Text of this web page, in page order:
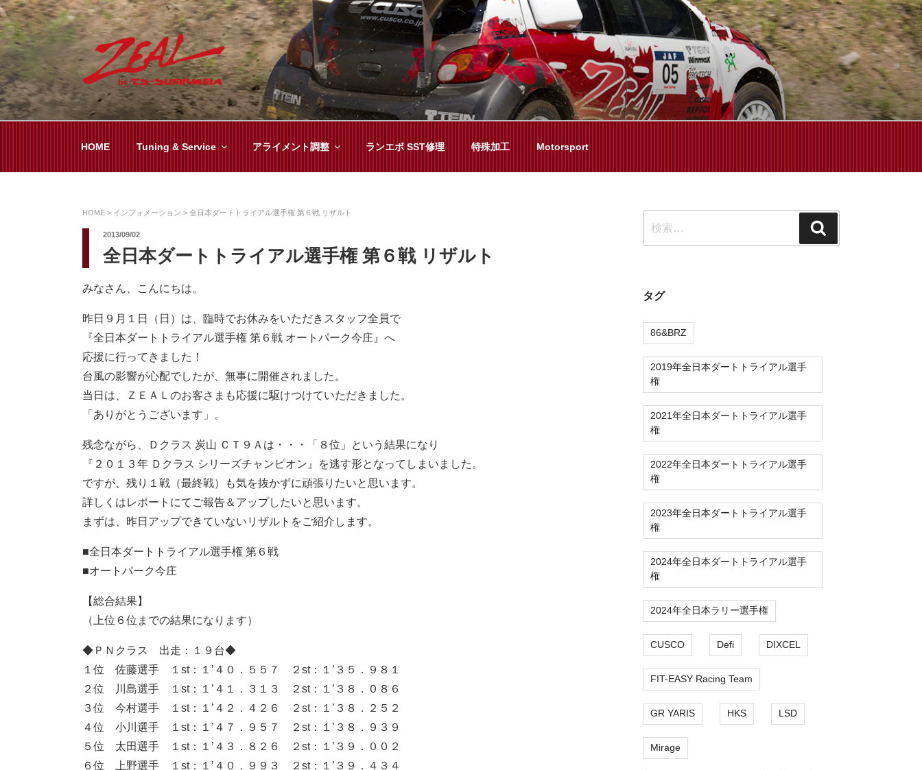
コ
ン
テ
ン
ツ
へ
ス
ZEAL BY TS-SUMIYAMA
オイル交換や車検といった日常メンテから各種チューニングまで、車に関することならジャンルフリーでお任せください!
HOME Tuning & Service アライメント調整 ランエボ SST修理 特殊加工 Motorsport
HOME > インフォメーション > 全日本ダートトライアル選手権 第６戦 リザルト
2013/09/02
全日本ダートトライアル選手権 第６戦 リザルト
みなさん、こんにちは。
昨日９月１日（日）は、臨時でお休みをいただきスタッフ全員で
『全日本ダートトライアル選手権 第６戦 オートパーク今庄』へ
応援に行ってきました！
台風の影響が心配でしたが、無事に開催されました。
当日は、ＺＥＡＬのお客さまも応援に駆けつけていただきました。
「ありがとうございます」。
残念ながら、Ｄクラス 炭山 ＣＴ９Ａは・・・「８位」という結果になり
『２０１３年 Ｄクラス シリーズチャンピオン』を逃す形となってしまいました。
ですが、残り１戦（最終戦）も気を抜かずに頑張りたいと思います。
詳しくはレポートにてご報告＆アップしたいと思います。
まずは、昨日アップできていないリザルトをご紹介します。
■全日本ダートトライアル選手権 第６戦
■オートパーク今庄
【総合結果】
（上位６位までの結果になります）
◆ＰＮクラス 出走：１９台◆
１位 佐藤選手 １st：１’４０．５５７ ２st：１’３５．９８１
２位 川島選手 １st：１’４１．３１３ ２st：１’３８．０８６
３位 今村選手 １st：１’４２．４２６ ２st：１’３８．２５２
４位 小川選手 １st：１’４７．９５７ ２st：１’３８．９３９
５位 太田選手 １st：１’４３．８２６ ２st：１’３９．００２
６位 上野選手 １st：１’４０．９９３ ２st：１’３９．４３４
索:
索
タグ
86&BRZ
2019年全日本ダートトライアル選手
権
2021年全日本ダートトライアル選手
権
2022年全日本ダートトライアル選手
権
2023年全日本ダートトライアル選手
権
2024年全日本ダートトライアル選手
権
2024年全日本ラリー選手権
CUSCO Defi DIXCEL
FIT-EASY Racing Team
GR YARIS HKS LSD
Mirage